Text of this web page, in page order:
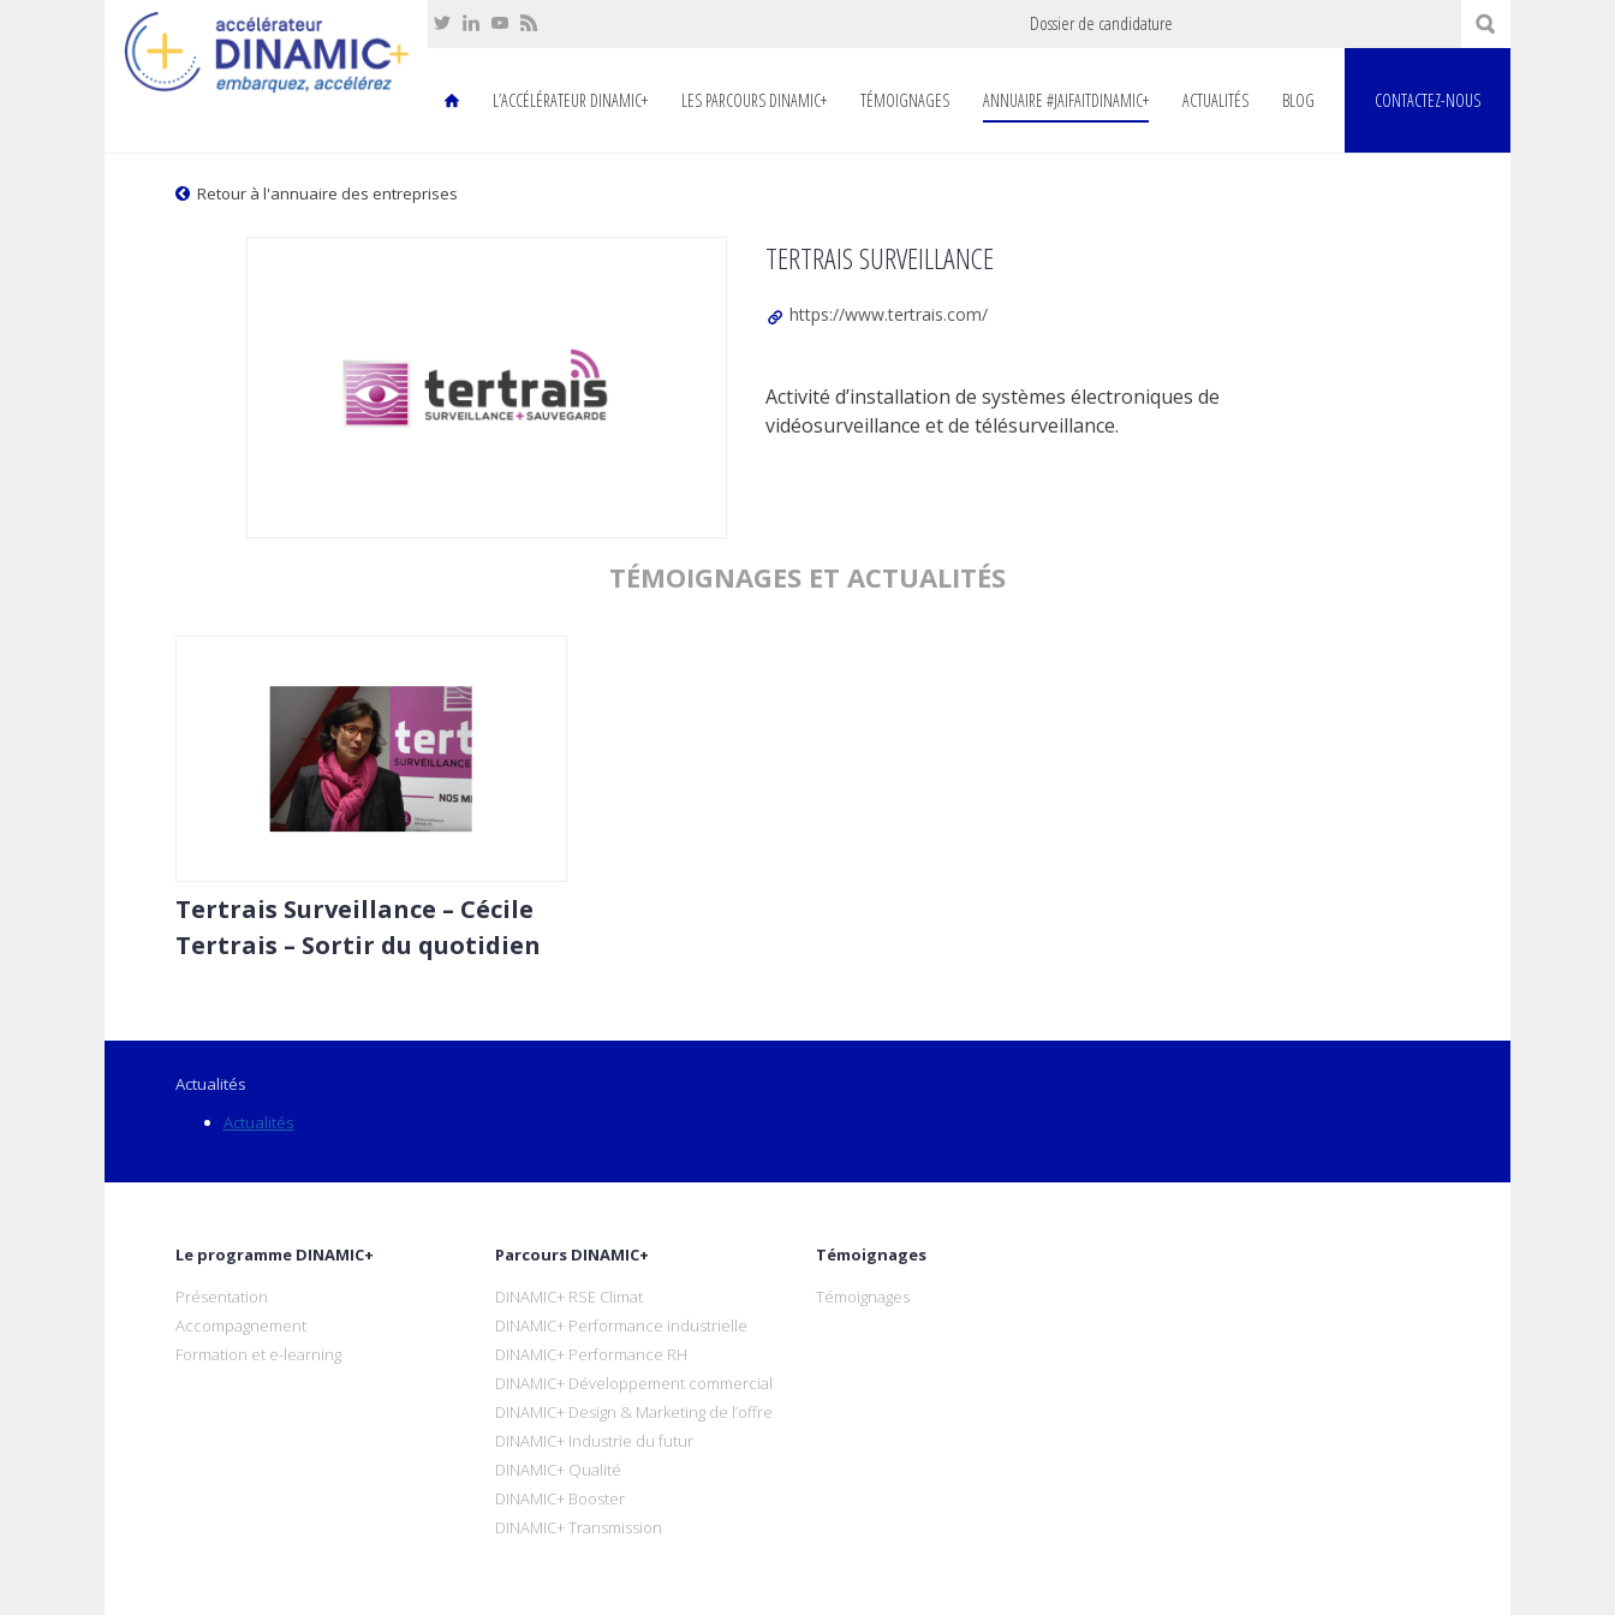
Dossier de candidature
L’ACCÉLÉRATEUR DINAMIC+ LES PARCOURS DINAMIC+ TÉMOIGNAGES ANNUAIRE #JAIFAITDINAMIC+ ACTUALITÉS BLOG CONTACTEZ-NOUS
Retour à l'annuaire des entreprises
TERTRAIS SURVEILLANCE
https://www.tertrais.com/
Activité d’installation de systèmes électroniques de
vidéosurveillance et de télésurveillance.
TÉMOIGNAGES ET ACTUALITÉS
Tertrais Surveillance – Cécile
Tertrais – Sortir du quotidien
Actualités
Actualités
Le programme DINAMIC+
Présentation
Accompagnement
Formation et e-learning
Parcours DINAMIC+
DINAMIC+ RSE Climat
DINAMIC+ Performance industrielle
DINAMIC+ Performance RH
DINAMIC+ Développement commercial
DINAMIC+ Design & Marketing de l’offre
DINAMIC+ Industrie du futur
DINAMIC+ Qualité
DINAMIC+ Booster
DINAMIC+ Transmission
Témoignages
Témoignages
Cookies management panel